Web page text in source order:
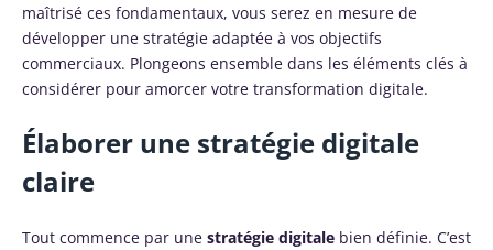
maîtrisé ces fondamentaux, vous serez en mesure de
développer une stratégie adaptée à vos objectifs
commerciaux. Plongeons ensemble dans les éléments clés à
considérer pour amorcer votre transformation digitale.
Élaborer une stratégie digitale
claire
Tout commence par une stratégie digitale bien définie. C’est